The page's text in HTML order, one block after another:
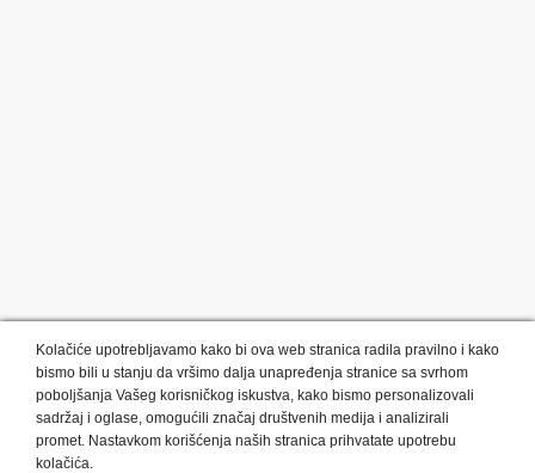
Kategorije proizvoda: Olovke i markeri
Privesci i trakice
Kolačiće upotrebljavamo kako bi ova web stranica radila pravilno i kako
bismo bili u stanju da vršimo dalja unapređenja stranice sa svrhom
poboljšanja Vašeg korisničkog iskustva, kako bismo personalizovali
sadržaj i oglase, omogućili značaj društvenih medija i analizirali
promet. Nastavkom korišćenja naših stranica prihvatate upotrebu
kolačića.